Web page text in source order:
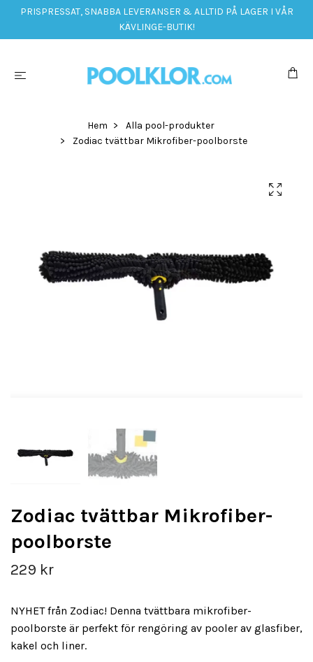
PRISPRESSAT, SNABBA LEVERANSER & ALLTID PÅ LAGER I VÅR
KÄVLINGE-BUTIK!
Hem
Alla pool-produkter
Zodiac tvättbar Mikrofiber-poolborste
Zodiac tvättbar Mikrofiber-
poolborste
229 kr
NYHET från Zodiac! Denna tvättbara mikrofiber-
poolborste är perfekt för rengöring av pooler av glasfiber,
kakel och liner.